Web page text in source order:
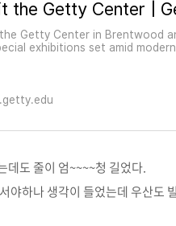
the Getty Center |
Getty Center in Brentwood
exhibitions set amid
데도 줄이 엄~~~~청 길었다.
야하나 생각이 들었는데 우산도